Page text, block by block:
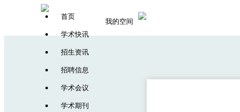
首页
学术快讯
招生资讯
招聘信息
学术会议
学术期刊
我的空间